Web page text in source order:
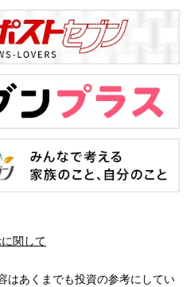
関して
はあくまでも投資の参考にしてい